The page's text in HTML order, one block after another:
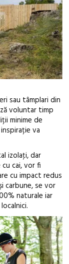
sau tâmplari din
voluntar timp
minime de
va
izolaţi, dar
cai, vor fi
cu impact redus
carbune, se vor
naturale iar